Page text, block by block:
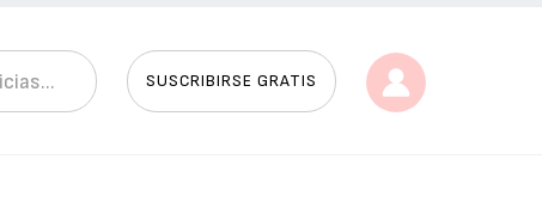
SUSCRIBIRSE GRATIS